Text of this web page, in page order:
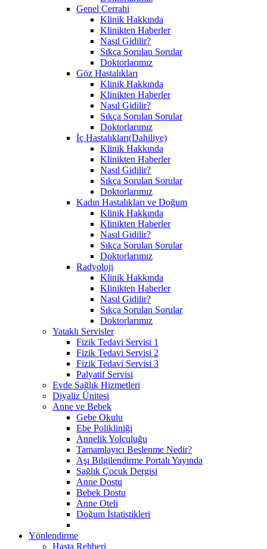
Genel Cerrahi
Klinik Hakkında
Klinikten Haberler
Nasıl Gidilir?
Sıkça Sorulan Sorular
Doktorlarımız
Göz Hastalıkları
Klinik Hakkında
Klinikten Haberler
Nasıl Gidilir?
Sıkça Sorulan Sorular
Doktorlarımız
İç Hastalıkları(Dahiliye)
Klinik Hakkında
Klinikten Haberler
Nasıl Gidilir?
Sıkça Sorulan Sorular
Doktorlarımız
Kadın Hastalıkları ve Doğum
Klinik Hakkında
Klinikten Haberler
Nasıl Gidilir?
Sıkça Sorulan Sorular
Doktorlarımız
Radyoloji
Klinik Hakkında
Klinikten Haberler
Nasıl Gidilir?
Sıkça Sorulan Sorular
Doktorlarımız
Yataklı Servisler
Fizik Tedavi Servisi 1
Fizik Tedavi Servisi 2
Fizik Tedavi Servisi 3
Palyatif Servisi
Evde Sağlık Hizmetleri
Diyaliz Ünitesi
Anne ve Bebek
Gebe Okulu
Ebe Polikliniği
Annelik Yolculuğu
Tamamlayıcı Beslenme Nedir?
Aşı Bilgilendirme Portalı Yayında
Sağlık Çocuk Dergisi
Anne Dostu
Bebek Dostu
Anne Oteli
Doğum İstatistikleri
Yönlendirme
Hasta Rehberi